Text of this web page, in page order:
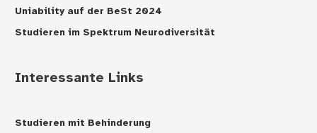
Uniability auf der BeSt 2024
Studieren im Spektrum Neurodiversität
Interessante Links
Studieren mit Behinderung